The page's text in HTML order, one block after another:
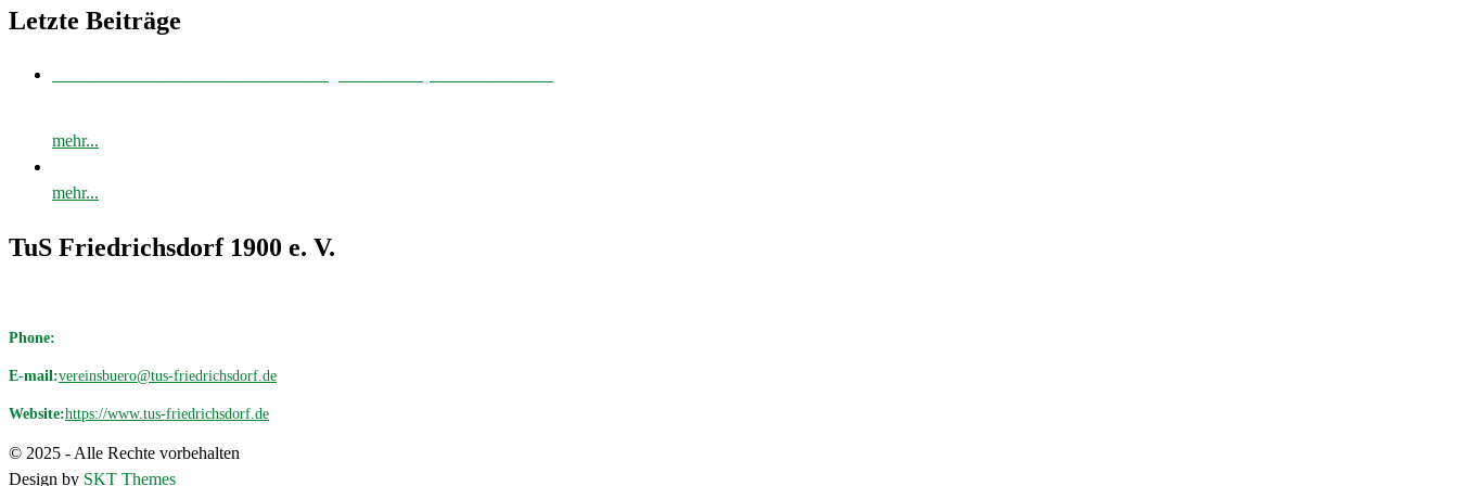
Letzte Beiträge
mehr...
mehr...
TuS Friedrichsdorf 1900 e. V.
Phone:
E-mail:vereinsbuero@tus-friedrichsdorf.de
Website:https://www.tus-friedrichsdorf.de
© 2025 - Alle Rechte vorbehalten
Design by SKT Themes